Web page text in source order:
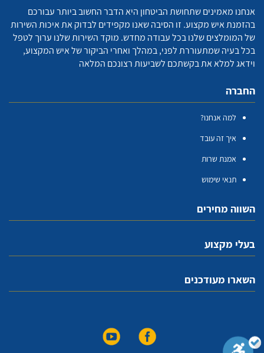
אנחנו מאמינים שתחושת הביטחון היא הדבר החשוב ביותר עבורכם
בהזמנת איש מקצוע. זו הסיבה שאנו מקפידים לבדוק את איכות השירות
של המומלצים שלנו בכל עבודה מחדש. מוקד השירות שלנו ערוך לטפל
בכל בעיה שמתעוררת לפני, במהלך ואחרי הביקור של איש המקצוע,
וידאג למלא את בקשתכם לשביעות רצונכם המלאה
החברה
למה אנחנו?
איך זה עובד
אמנת שרות
תנאי שימוש
השווה מחירים
בעלי מקצוע
השארו מעודכנים